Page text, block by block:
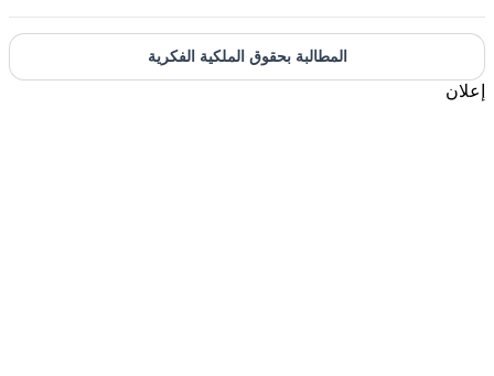
المطالبة بحقوق الملكية الفكرية
إعلان